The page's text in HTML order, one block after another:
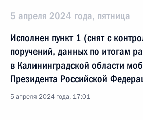
5 апреля 2024 года, пятница
Исполнен пункт 1 (снят с
поручений, данных по итогам
в Калининградской области
Президента Российской
5 апреля 2024 года, 17:01